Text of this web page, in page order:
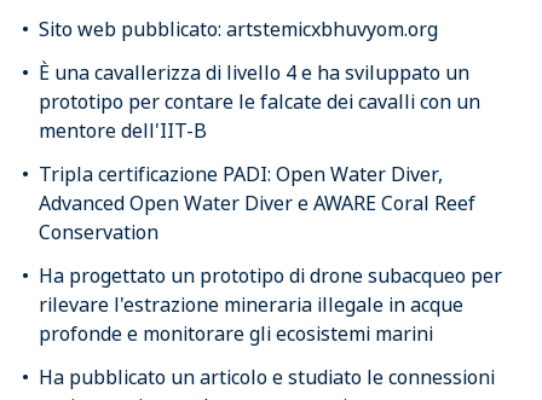
Sito web pubblicato: artstemicxbhuvyom.org
È una cavallerizza di livello 4 e ha sviluppato un
prototipo per contare le falcate dei cavalli con un
mentore dell'IIT-B
Tripla certificazione PADI: Open Water Diver,
Advanced Open Water Diver e AWARE Coral Reef
Conservation
Ha progettato un prototipo di drone subacqueo per
rilevare l'estrazione mineraria illegale in acque
profonde e monitorare gli ecosistemi marini
Ha pubblicato un articolo e studiato le connessioni